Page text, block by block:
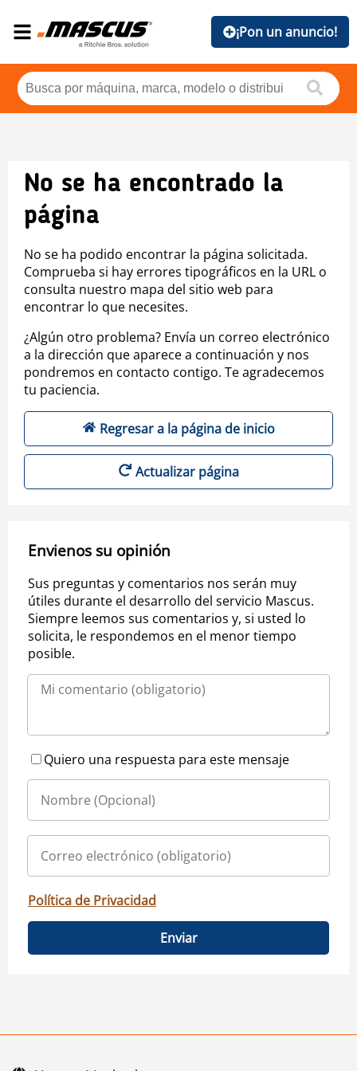
¡Pon un anuncio!
No se ha encontrado la
página
No se ha podido encontrar la página solicitada.
Comprueba si hay errores tipográficos en la URL o
consulta nuestro mapa del sitio web para
encontrar lo que necesites.
¿Algún otro problema? Envía un correo electrónico
a la dirección que aparece a continuación y nos
pondremos en contacto contigo. Te agradecemos
tu paciencia.
Regresar a la página de inicio
Actualizar página
Envienos su opinión
Sus preguntas y comentarios nos serán muy
útiles durante el desarrollo del servicio Mascus.
Siempre leemos sus comentarios y, si usted lo
solicita, le respondemos en el menor tiempo
posible.
Quiero una respuesta para este mensaje
Política de Privacidad
Enviar